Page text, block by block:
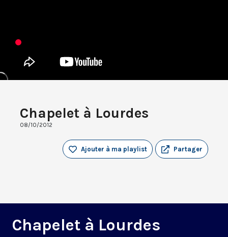
Chapelet à Lourdes
08/10/2012
Partager
Ajouter à ma playlist
Chapelet à Lourdes